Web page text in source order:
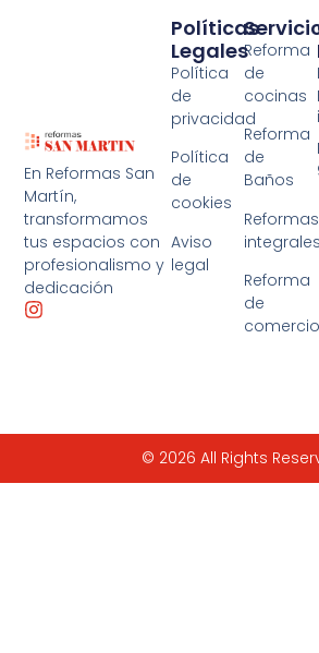
En Reformas San
Martín,
transformamos
tus espacios con
profesionalismo y
dedicación
Reforma
de
cocinas
Reforma
de
Baños
Reformas
integrales
Reforma
de
Políticas
Legales
Política
de
privacidad
Política
de
cookies
Aviso
legal
© 2026 All Rights